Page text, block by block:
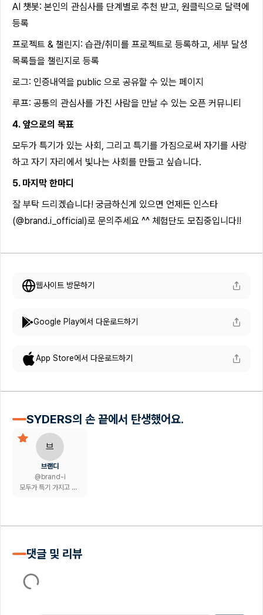
AI 챗봇: 본인의 관심사를 단계별로 추천 받고, 원클릭으로 달력에
등록
프로젝트 & 챌린지: 습관/취미를 프로젝트로 등록하고, 세부 달성
목록들을 챌린지로 등록
로그: 인증내역을 public 으로 공유할 수 있는 페이지
루프: 공통의 관심사를 가진 사람을 만날 수 있는 오픈 커뮤니티
4. 앞으로의 목표
모두가 특기가 있는 사회, 그리고 특기를 가짐으로써 자기를 사랑
하고 자기 자리에서 빛나는 사회를 만들고 싶습니다.
5. 마지막 한마디
잘 부탁 드리겠습니다! 궁금하신게 있으면 언제든 인스타
(@brand.i_official)로 문의주세요 ^^ 체험단도 모집중입니다!!
웹사이트 방문하기
Google Play에서 다운로드하기
App Store에서 다운로드하기
SYDERS의 손 끝에서 탄생했어요.
브
브랜디
@brand-i
모두가 특기 가지고 반짝반짝 빛나길 응원하는 브랜디에요
댓글 및 리뷰